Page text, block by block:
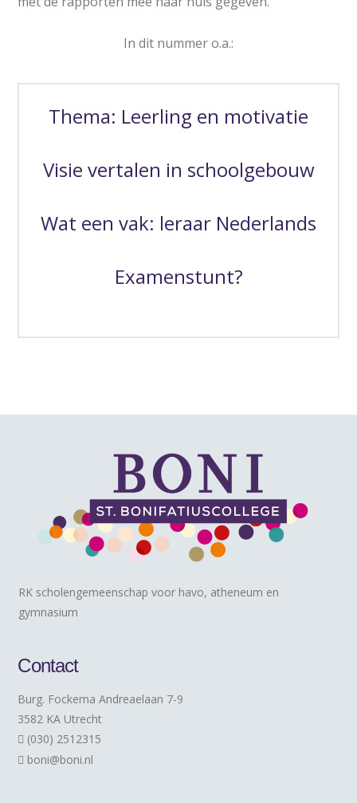
In dit nummer o.a.:
Thema: Leerling en motivatie
Visie vertalen in schoolgebouw
Wat een vak: leraar Nederlands
Examenstunt?
RK scholengemeenschap voor havo, atheneum en
gymnasium
Contact
Burg. Fockema Andreaelaan 7-9
3582 KA Utrecht
(030) 2512315
boni@boni.nl